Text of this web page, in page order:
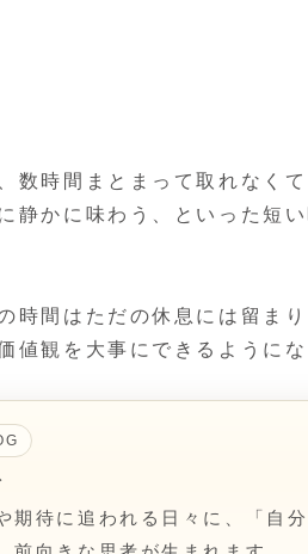
数時間まとまって取れなく
静かに味わう、といった短
時間はただの休息には留ま
値観を大事にできるように
期待に追われる日々に、「自